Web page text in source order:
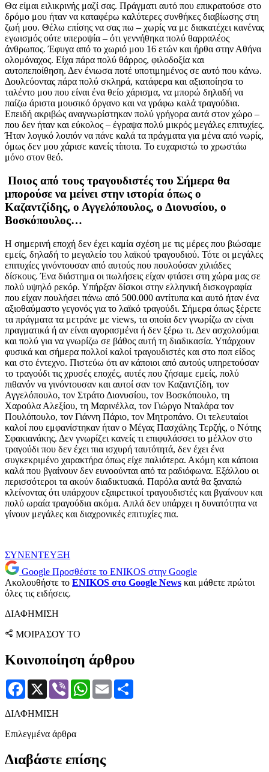
Θα είμαι ειλικρινής μαζί σας. Πράγματι αυτό που επικρατούσε στο
δρόμο μου ήταν να καταφέρω καλύτερες συνθήκες διαβίωσης στη
ζωή μου. Θέλω επίσης να σας πω – χωρίς να με διακατέχει κανένας
εγωισμός ούτε υπεροψία – ότι γεννήθηκα πολύ θαρραλέος
άνθρωπος. Έφυγα από το χωριό μου 16 ετών και ήρθα στην Αθήνα
ολομόναχος. Είχα πάρα πολύ θάρρος, φιλοδοξία και
αυτοπεποίθηση. Δεν ένιωσα ποτέ υποτιμημένος σε αυτό που κάνω.
Δουλεύοντας πάρα πολύ σκληρά, κατάφερα και αξιοποίησα το
ταλέντο μου που είναι ένα θείο χάρισμα, να μπορώ δηλαδή να
παίζω άριστα μουσικό όργανο και να γράφω καλά τραγούδια.
Επειδή ακριβώς αναγνωρίστηκαν πολύ γρήγορα αυτά στον χώρο –
που δεν ήταν και εύκολος – έγραψα πολύ μικρός μεγάλες επιτυχίες.
Ήταν λογικό λοιπόν να πάνε καλά τα πράγματα για μένα από νωρίς,
όμως δεν μου χάρισε κανείς τίποτα. Το ευχαριστώ το χρωστάω
μόνο στον θεό.
Ποιος από τους τραγουδιστές του Σήμερα θα
μπορούσε να μείνει στην ιστορία όπως ο
Καζαντζίδης, ο Αγγελόπουλος, ο Διονυσίου, ο
Βοσκόπουλος…
Η σημερινή εποχή δεν έχει καμία σχέση με τις μέρες που βιώσαμε
εμείς, δηλαδή το μεγαλείο του λαϊκού τραγουδιού. Τότε οι μεγάλες
επιτυχίες γινόντουσαν από αυτούς που πουλούσαν χιλιάδες
δίσκους. Ένα διάστημα οι πωλήσεις είχαν φτάσει στη χώρα μας σε
πολύ υψηλό ρεκόρ. Υπήρξαν δίσκοι στην ελληνική δισκογραφία
που είχαν πουλήσει πάνω από 500.000 αντίτυπα και αυτό ήταν ένα
αξιοθαύμαστο γεγονός για το λαϊκό τραγούδι. Σήμερα όπως ξέρετε
τα πράγματα τα μετράνε με views, τα οποία δεν γνωρίζω αν είναι
πραγματικά ή αν είναι αγορασμένα ή δεν ξέρω τι. Δεν ασχολούμαι
και πολύ για να γνωρίζω σε βάθος αυτή τη διαδικασία. Υπάρχουν
φυσικά και σήμερα πολλοί καλοί τραγουδιστές και στο ποπ είδος
και στο έντεχνο. Πιστεύω ότι αν κάποιοι από αυτούς υπηρετούσαν
το τραγούδι τις χρυσές εποχές, αυτές που ζήσαμε εμείς, πολύ
πιθανόν να γινόντουσαν και αυτοί σαν τον Καζαντζίδη, τον
Αγγελόπουλο, τον Στράτο Διονυσίου, τον Βοσκόπουλο, τη
Χαρούλα Αλεξίου, τη Μαρινέλλα, τον Γιώργο Νταλάρα τον
Πουλόπουλο, τον Γιάννη Πάριο, τον Μητροπάνο. Οι τελευταίοι
καλοί που εμφανίστηκαν ήταν ο Μέγας Πασχάλης Τερζής, ο Νότης
Σφακιανάκης. Δεν γνωρίζει κανείς τι επιφυλάσσει το μέλλον στο
τραγούδι που δεν έχει πια ισχυρή ταυτότητά, δεν έχει ένα
συγκεκριμένο χαρακτήρα όπως είχε παλιότερα. Ακόμη και κάποια
καλά που βγαίνουν δεν ευνοούνται από τα ραδιόφωνα. Εξάλλου οι
περισσότεροι τα ακούν διαδικτυακά. Παρόλα αυτά θα ξαναπώ
κλείνοντας ότι υπάρχουν εξαιρετικοί τραγουδιστές και βγαίνουν και
πολύ ωραία τραγούδια ακόμα. Απλά δεν υπάρχει η δυνατότητα να
γίνουν μεγάλες και διαχρονικές επιτυχίες πια.
ΣΥΝΕΝΤΕΥΞΗ
Google Προσθέστε το ENIKOS στην Google
Ακολουθήστε το ENIKOS στο Google News και μάθετε πρώτοι
όλες τις ειδήσεις.
ΔΙΑΦΗΜΙΣΗ
ΜΟΙΡΑΣΟΥ ΤΟ
Κοινοποίηση άρθρου
Facebook
X Viber WhatsApp
Email
ΔΙΑΦΗΜΙΣΗ
Επιλεγμένα άρθρα
Διαβάστε επίσης